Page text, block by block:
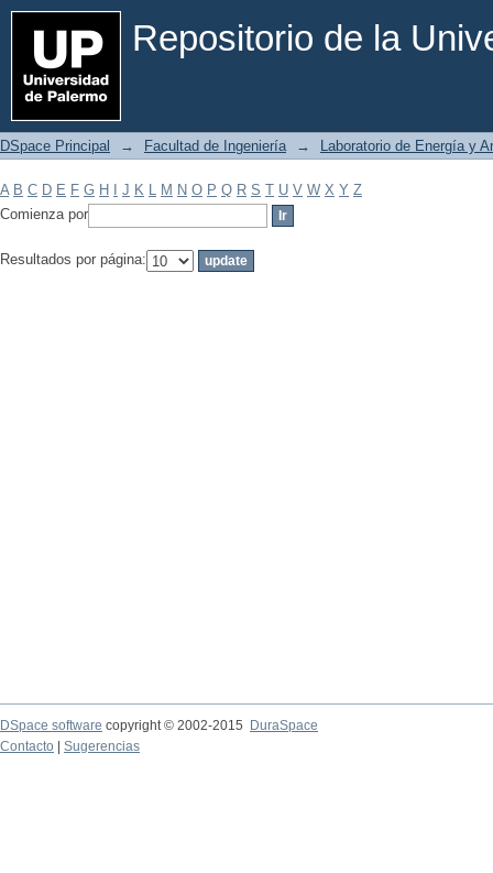
Repositorio de la
Filtrar por: Materia
DSpace Principal → Facultad de Ingeniería → Laboratorio de Energía y
A B C D E F G H J K L M N O P Q R S T U V W X Y Z
Comienza por
Resultados por página:
DSpace software copyright © 2002-2015
DuraSpace
Contacto
Sugerencias